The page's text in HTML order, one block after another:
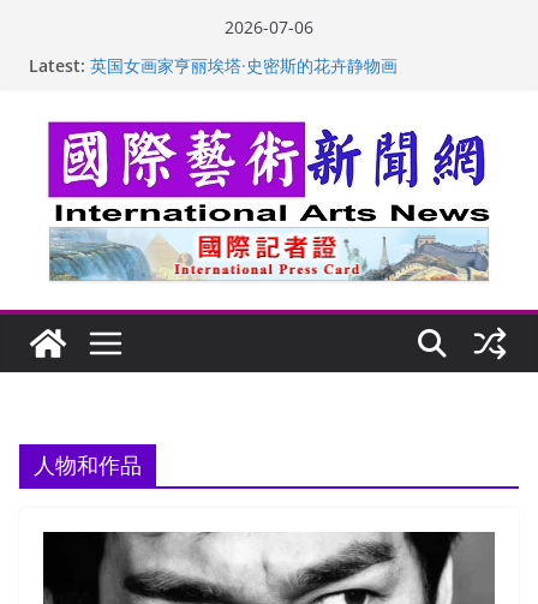
2026-07-06
Latest: “梵心”归处：一场展览 连着攀枝花的千里乡愁
美国人
玛丽安娜·卡拉切娃的绘画：幽默和难以言喻的快乐
苏方 ：“字”得其乐
人物和作品